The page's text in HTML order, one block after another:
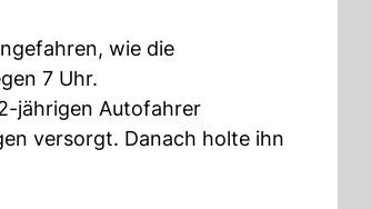
wie die
7 Uhr.
jährigen Autofahrer
versorgt. Danach holte ihn